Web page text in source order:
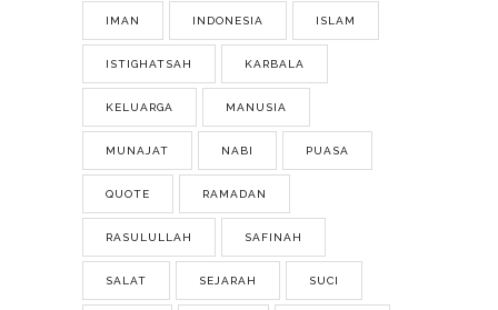
IMAN INDONESIA ISLAM
ISTIGHATSAH KARBALA
KELUARGA MANUSIA
MUNAJAT NABI PUASA
QUOTE RAMADAN
RASULULLAH SAFINAH
SALAT SEJARAH SUCI